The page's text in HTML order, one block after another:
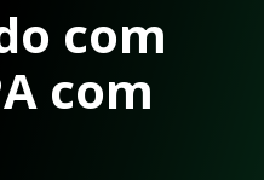
com
com